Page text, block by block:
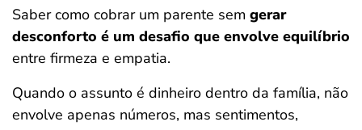
Saber como cobrar um parente sem gerar
desconforto é um desafio que envolve equilíbrio
entre firmeza e empatia.
Quando o assunto é dinheiro dentro da família, não
envolve apenas números, mas sentimentos,